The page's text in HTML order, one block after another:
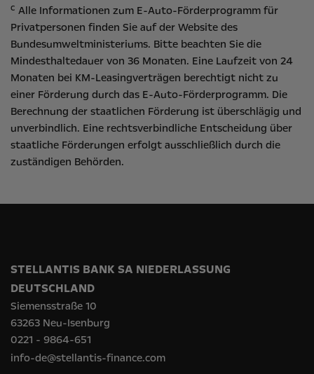
c Alle Informationen zum E-Auto-Förderprogramm für
Privatpersonen finden Sie auf der Website des
Bundesumweltministeriums. Bitte beachten Sie die
Mindesthaltedauer von 36 Monaten. Eine Laufzeit von 24
Monaten bei KM-Leasingverträgen berechtigt nicht zu
einer Förderung durch das E-Auto-Förderprogramm. Die
Berechnung der staatlichen Förderung ist überschlägig und
unverbindlich. Eine rechtsverbindliche Entscheidung über
staatliche Förderungen erfolgt ausschließlich durch die
zuständigen Behörden.
STELLANTIS BANK SA NIEDERLASSUNG
DEUTSCHLAND
Siemensstraße 10
63263 Neu-Isenburg
0221 - 9864-651
info-de@stellantis-finance.com